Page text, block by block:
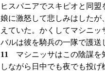
ヒスパニアでスキピオと同
娘に激怒して悲しみはした
えていた。かくしてマシニ
バルは彼を騎兵の一隊で護送
11
マシニッサはこの陰謀を
しながら日中でも夜でも投